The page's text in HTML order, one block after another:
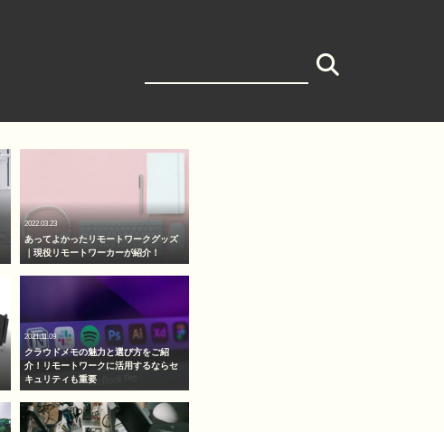
2022.03.23
あってよかったリモートワークグッズ
｜現役リモートワーカーが紹介！
2021.11.09
クラウドメモの魅力と選び方をご紹
介！リモートワークに活用するならセ
キュリティも重要